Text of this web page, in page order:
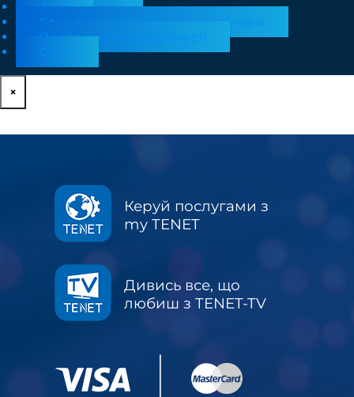
Акції
Соціальна відповідальність компанії
Політика конфіденційності
Статті
×
Керуй послугами з
my TENET
Дивись все, що
любиш з TENET-TV